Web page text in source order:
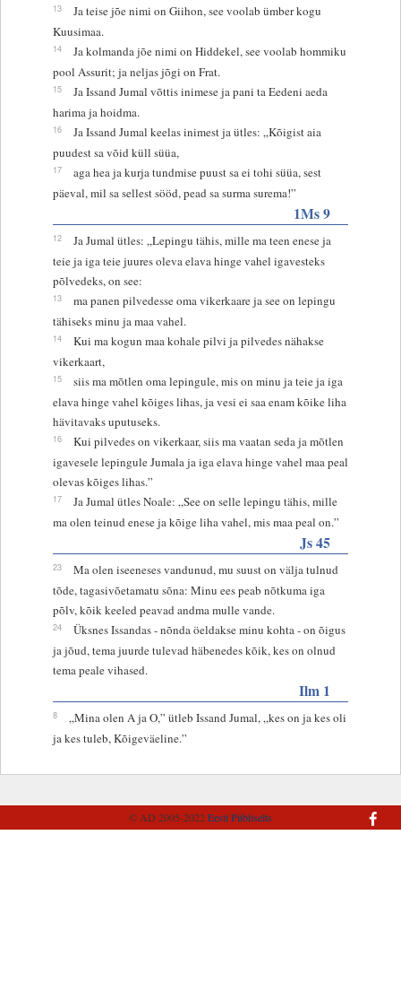
13
Ja teise jõe nimi on Giihon, see voolab ümber kogu
Kuusimaa.
14
Ja kolmanda jõe nimi on Hiddekel, see voolab hommiku
pool Assurit; ja neljas jõgi on Frat.
15
Ja Issand Jumal võttis inimese ja pani ta Eedeni aeda
harima ja hoidma.
16
Ja Issand Jumal keelas inimest ja ütles: „Kõigist aia
puudest sa võid küll süüa,
17
aga hea ja kurja tundmise puust sa ei tohi süüa, sest
päeval, mil sa sellest sööd, pead sa surma surema!”
1Ms 9
12
Ja Jumal ütles: „Lepingu tähis, mille ma teen enese ja
teie ja iga teie juures oleva elava hinge vahel igavesteks
põlvedeks, on see:
13
ma panen pilvedesse oma vikerkaare ja see on lepingu
tähiseks minu ja maa vahel.
14
Kui ma kogun maa kohale pilvi ja pilvedes nähakse
vikerkaart,
15
siis ma mõtlen oma lepingule, mis on minu ja teie ja iga
elava hinge vahel kõiges lihas, ja vesi ei saa enam kõike liha
hävitavaks uputuseks.
16
Kui pilvedes on vikerkaar, siis ma vaatan seda ja mõtlen
igavesele lepingule Jumala ja iga elava hinge vahel maa peal
olevas kõiges lihas.”
17
Ja Jumal ütles Noale: „See on selle lepingu tähis, mille
ma olen teinud enese ja kõige liha vahel, mis maa peal on.”
Js 45
23
Ma olen iseeneses vandunud, mu suust on välja tulnud
tõde, tagasivõetamatu sõna: Minu ees peab nõtkuma iga
põlv, kõik keeled peavad andma mulle vande.
24
Üksnes Issandas - nõnda öeldakse minu kohta - on õigus
ja jõud, tema juurde tulevad häbenedes kõik, kes on olnud
tema peale vihased.
Ilm 1
8
„Mina olen A ja O,” ütleb Issand Jumal, „kes on ja kes oli
ja kes tuleb, Kõigeväeline.”
© AD 2005-2022Eesti Piibliselts